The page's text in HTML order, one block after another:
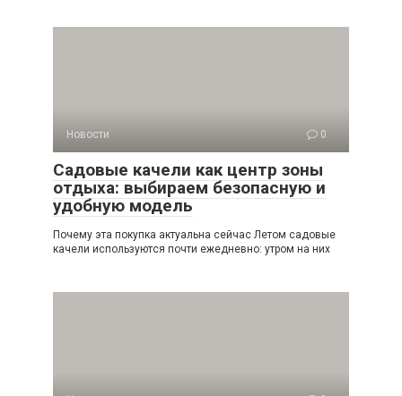
Новости 0
Садовые качели как центр зоны
отдыха: выбираем безопасную и
удобную модель
Почему эта покупка актуальна сейчас Летом садовые
качели используются почти ежедневно: утром на них